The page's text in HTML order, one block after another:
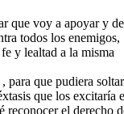
que voy a apoyar y
todos los enemigos,
y lealtad a la misma
para que pudiera
que los excitaría
reconocer el derecho